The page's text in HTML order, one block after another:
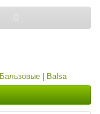
Бальзовые | Balsa